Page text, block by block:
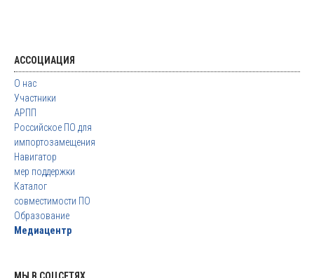
АССОЦИАЦИЯ
О нас
Участники
АРПП
Российское ПО для
импортозамещения
Навигатор
мер поддержки
Каталог
совместимости ПО
Образование
Медиацентр